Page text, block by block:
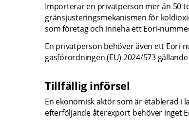
Importerar en privatperson mer än 50
gränsjusteringsmekanismen för
som företag och inneha ett Eori-
En privatperson behöver även ett
gasförordningen (EU) 2024/573
Tillfällig införsel
En ekonomisk aktör som är etablerad i
efterföljande återexport behöver inget